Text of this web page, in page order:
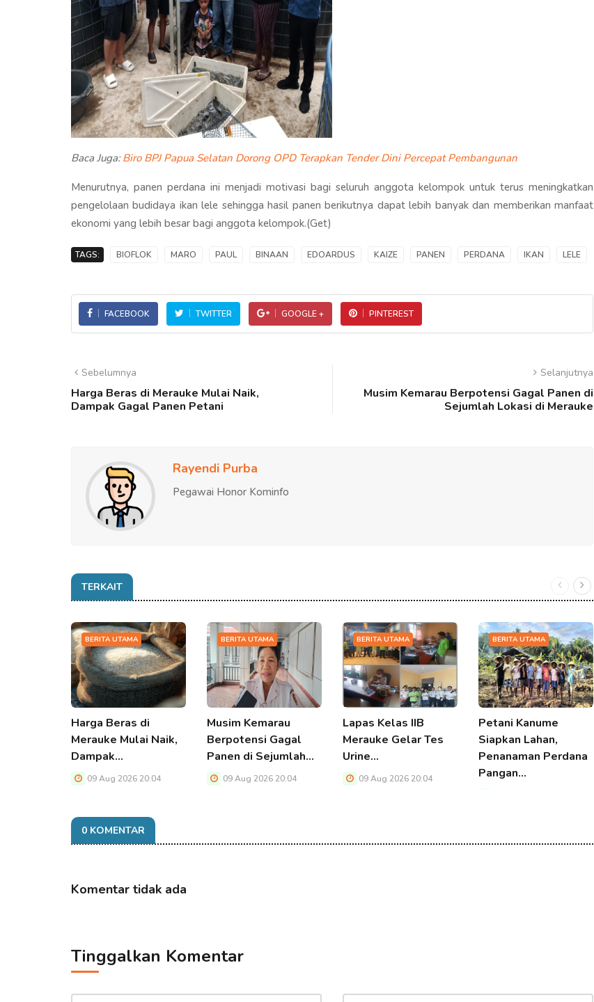
Baca Juga:Biro BPJ Papua Selatan Dorong OPD Terapkan Tender Dini Percepat Pembangunan
Menurutnya, panen perdana ini menjadi motivasi bagi seluruh anggota kelompok untuk terus meningkatkan
pengelolaan budidaya ikan lele sehingga hasil panen berikutnya dapat lebih banyak dan memberikan manfaat
ekonomi yang lebih besar bagi anggota kelompok.(Get)
TAGS: BIOFLOK MARO PAUL BINAAN EDOARDUS KAIZE PANEN PERDANA IKAN LELE
FACEBOOK TWITTER GOOGLE + PINTEREST
Sebelumnya
Harga Beras di Merauke Mulai Naik,
Dampak Gagal Panen Petani
Selanjutnya
Musim Kemarau Berpotensi Gagal Panen di
Sejumlah Lokasi di Merauke
Rayendi Purba
Pegawai Honor Kominfo
TERKAIT
BERITA UTAMA
Harga Beras di
Merauke Mulai Naik,
Dampak…
09 Aug 2026 20:04
BERITA UTAMA
Musim Kemarau
Berpotensi Gagal
Panen di Sejumlah…
09 Aug 2026 20:04
BERITA UTAMA
Lapas Kelas IIB
Merauke Gelar Tes
Urine…
09 Aug 2026 20:04
BERITA UTAMA
Petani Kanume
Siapkan Lahan,
Penanaman Perdana
Pangan…
0 KOMENTAR
Komentar tidak ada
Tinggalkan Komentar